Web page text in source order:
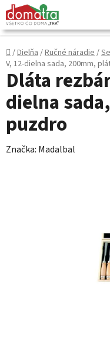
Prejsť
na
obsah
Domov
/Dielňa/Ručné náradie/
V, 12-dielna sada, 200mm,
Dláta
dielna
puzdro
Značka: Madalbal